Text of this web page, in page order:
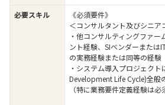
必要スキル
《必須要件》
＜コンサルタント及びシニア
・他コンサルティングファ
ント経験、SIベンダーまたは
の実務経験または同等の経験
・システム導入プロジェクト
Development Life Cycle)全般
（特に業務要件定義経験は必